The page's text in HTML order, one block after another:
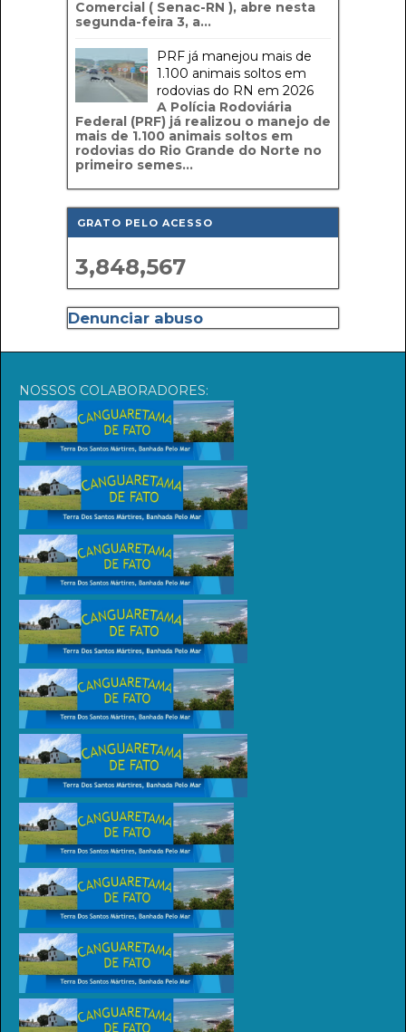
Comercial ( Senac-RN ), abre nesta
segunda-feira 3, a...
PRF já manejou mais de
1.100 animais soltos em
rodovias do RN em 2026
A Polícia Rodoviária
Federal (PRF) já realizou o manejo de
mais de 1.100 animais soltos em
rodovias do Rio Grande do Norte no
primeiro semes...
GRATO PELO ACESSO
3,848,567
Denunciar abuso
NOSSOS COLABORADORES: